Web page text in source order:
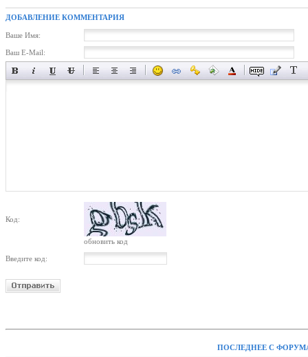
ДОБАВЛЕНИЕ КОММЕНТАРИЯ
Ваше Имя:
Ваш E-Mail:
Код:
обновить код
Введите код:
ПОСЛЕДНЕЕ С